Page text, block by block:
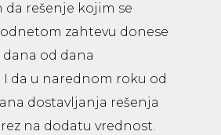
da rešenje kojim se
zahtevu donese
od dana
I da u narednom roku od
dostavljanja rešenja
na dodatu vrednost.